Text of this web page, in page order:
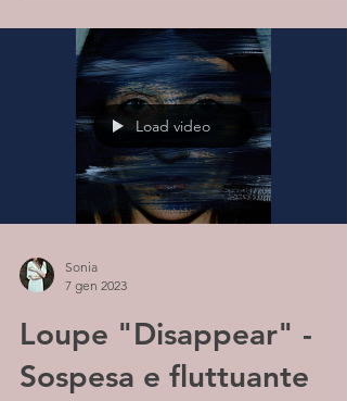
Load video
Sonia
7 gen 2023
Loupe "Disappear" -
Sospesa e fluttuante